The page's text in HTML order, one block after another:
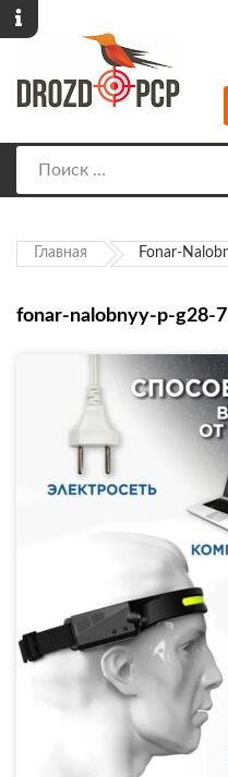
Главная Fonar-
fonar-nalobnyy-p-g28-7